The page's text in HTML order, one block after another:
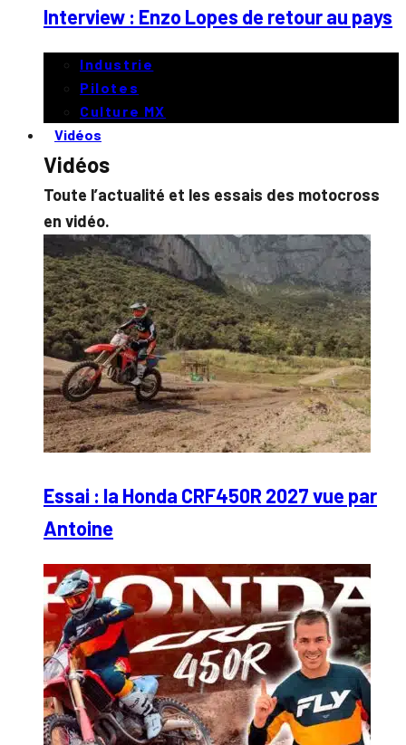
Interview : Enzo Lopes de retour au pays
Industrie
Pilotes
Culture MX
Vidéos
Vidéos
Toute l’actualité et les essais des motocross
en vidéo.
Essai : la Honda CRF450R 2027 vue par
Antoine